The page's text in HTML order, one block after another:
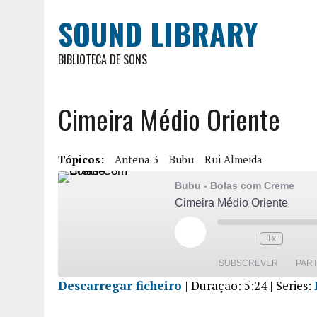
SOUND LIBRARY
BIBLIOTECA DE SONS
Cimeira Médio Oriente
Tópicos: Antena 3 Bubu Rui Almeida
Bubu - Bolas com Creme
Cimeira Médio Oriente
1x
SUBSCREVER
Descarregar ficheiro | Duração: 5:24| Series: